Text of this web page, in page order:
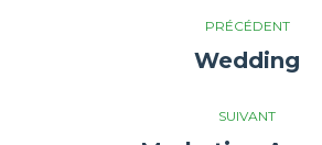
PRÉCÉDENT
Onglet
Wedding
SUIVANT